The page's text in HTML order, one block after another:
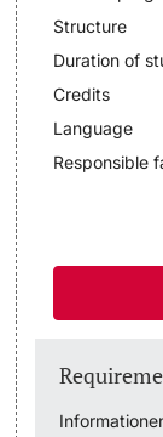
Mobility
Course
Advice &
Academic
Structure
Duration of
Credits
Language
Responsible